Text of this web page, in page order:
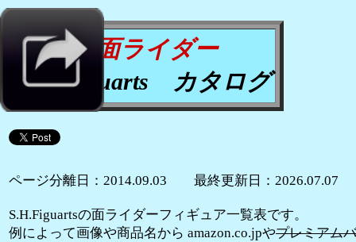
仮面ライダー
S.H.Figuarts カタログ
ページ分離日：2014.09.03 最終更新日：2026.07.07
S.H.Figuartsの面ライダーフィギュア一覧表です。
例によって画像や商品名から amazon.co.jpやプレミアム